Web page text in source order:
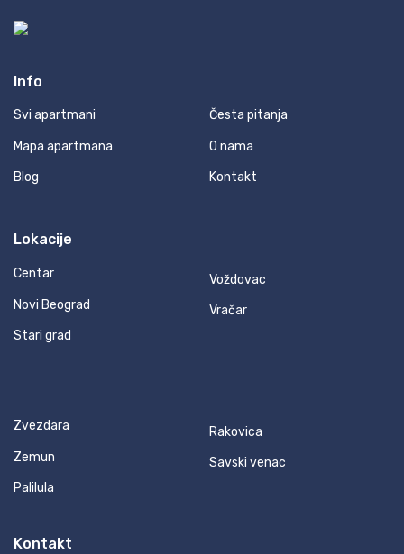
Info
Svi apartmani
Mapa apartmana
Blog
Česta pitanja
O nama
Kontakt
Lokacije
Centar
Novi Beograd
Stari grad
Voždovac
Vračar
Zvezdara
Zemun
Palilula
Rakovica
Savski venac
Kontakt